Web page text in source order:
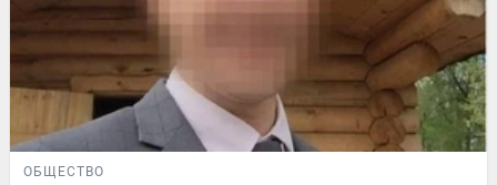
ОБЩЕСТВО